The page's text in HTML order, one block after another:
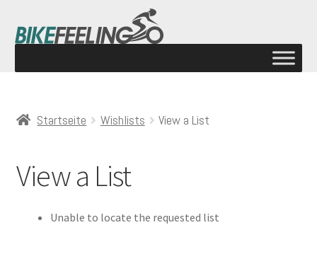
Startseite Wishlists View a List
View a List
Unable to locate the requested list